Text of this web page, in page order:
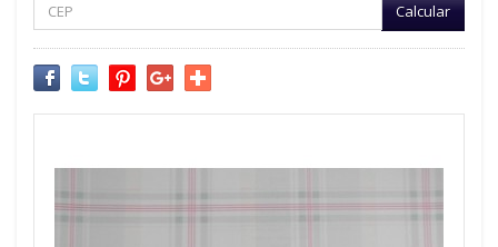
Calcular